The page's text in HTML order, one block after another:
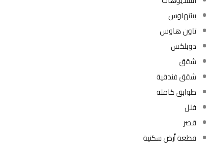
بينتهاوس
تاون هاوس
دوبلكس
شقق
شقق فندقية
طوابق كاملة
فلل
قصر
قطعة أرض سكنية